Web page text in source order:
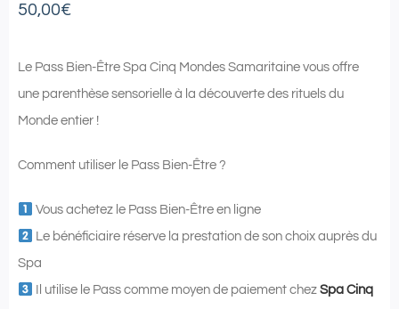
50,00€
Le Pass Bien-Être Spa Cinq Mondes Samaritaine vous offre
une parenthèse sensorielle à la découverte des rituels du
Monde entier !
Comment utiliser le Pass Bien-Être ?
Vous achetez le Pass Bien-Être en ligne
Le bénéficiaire réserve la prestation de son choix auprès du
Spa
Il utilise le Pass comme moyen de paiement chezSpa Cinq